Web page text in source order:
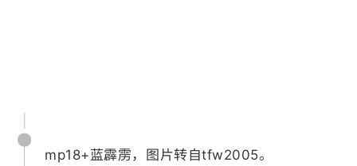
mp18+蓝霹雳，图片转自tfw2005。 ​​​